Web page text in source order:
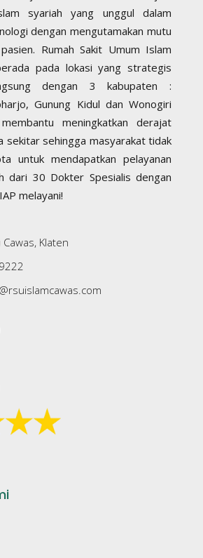
syariah yang unggul dalam
dengan mengutamakan mutu
Rumah Sakit Umum Islam
pada lokasi yang strategis
dengan 3 kabupaten :
Gunung Kidul dan Wonogiri
meningkatkan derajat
sekitar sehingga masyarakat tidak
untuk mendapatkan pelayanan
dari 30 Dokter Spesialis dengan
melayani!
Cawas, Klaten